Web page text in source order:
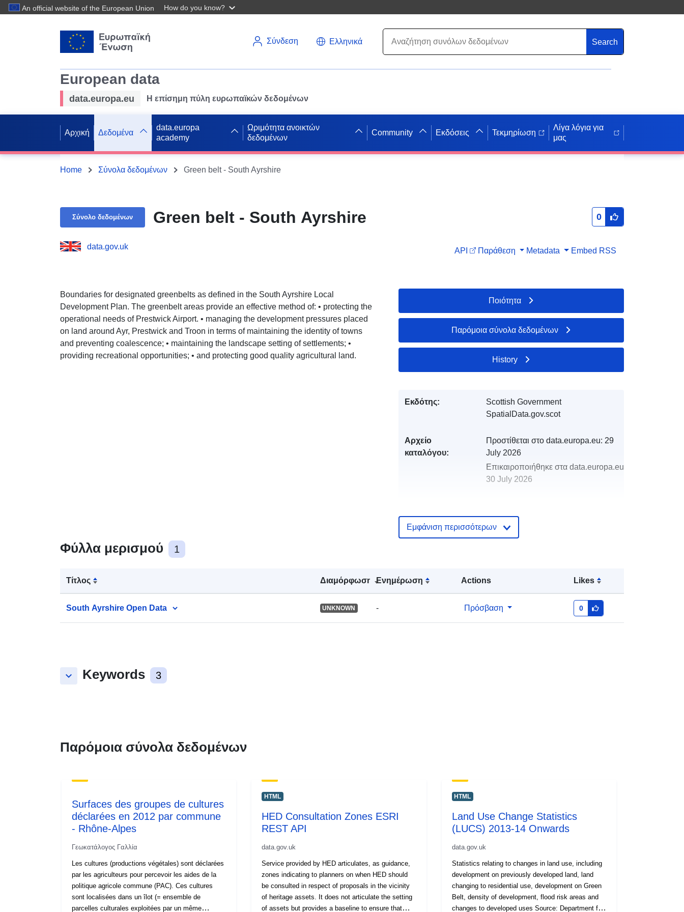
An official website of the European Union How do you know?
Σύνδεση Ελληνικά Search
European data
data.europa.eu Η επίσημη πύλη ευρωπαϊκών δεδομένων
Αρχική Δεδομένα
data.europa
academy
Ωριμότητα ανοικτών
δεδομένων
Community Εκδόσεις Τεκμηρίωση
Λίγα λόγια για
μας
Home Σύνολα δεδομένων Green belt - South Ayrshire
Σύνολο δεδομένων Green belt - South Ayrshire 0
data.gov.uk API Παράθεση Metadata Embed RSS
Boundaries for designated greenbelts as defined in the South Ayrshire Local
Development Plan. The greenbelt areas provide an effective method of: • protecting the
operational needs of Prestwick Airport. • managing the development pressures placed
on land around Ayr, Prestwick and Troon in terms of maintaining the identity of towns
and preventing coalescence; • maintaining the landscape setting of settlements; •
providing recreational opportunities; • and protecting good quality agricultural land.
Φύλλα μερισμού 1
Τίτλος Διαμόρφωση Ενημέρωση Actions Likes
South Ayrshire Open Data UNKNOWN - Πρόσβαση 0
keyboard_arrow_down Keywords 3
Ποιότητα
Παρόμοια σύνολα δεδομένων
History
Εκδότης:
Scottish Government
SpatialData.gov.scot
Αρχείο
καταλόγου:
Προστίθεται στο data.europa.eu: 29
July 2026
Επικαιροποιήθηκε στα data.europa.eu:
30 July 2026
en-belt-south-ayrshire
Εμφάνιση περισσότερων
Παρόμοια σύνολα δεδομένων
Surfaces des groupes de cultures
déclarées en 2012 par commune
- Rhône-Alpes
Γεωκατάλογος Γαλλία
Les cultures (productions végétales) sont déclarées
par les agriculteurs pour percevoir les aides de la
politique agricole commune (PAC). Ces cultures
sont localisées dans un îlot (= ensemble de
parcelles culturales exploitées par un même
HTML
HED Consultation Zones ESRI
REST API
data.gov.uk
Service provided by HED articulates, as guidance,
zones indicating to planners on when HED should
be consulted in respect of proposals in the vicinity
of heritage assets. It does not articulate the setting
of assets but provides a baseline to ensure that
HTML
Land Use Change Statistics
(LUCS) 2013-14 Onwards
data.gov.uk
Statistics relating to changes in land use, including
development on previously developed land, land
changing to residential use, development on Green
Belt, density of development, flood risk areas and
changes to developed uses Source: Department for